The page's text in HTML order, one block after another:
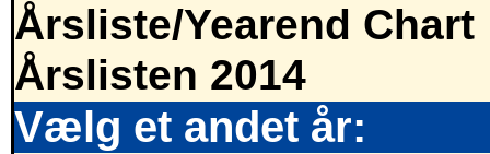
Årsliste/Yearend Chart
Årslisten 2014
Vælg et andet år: